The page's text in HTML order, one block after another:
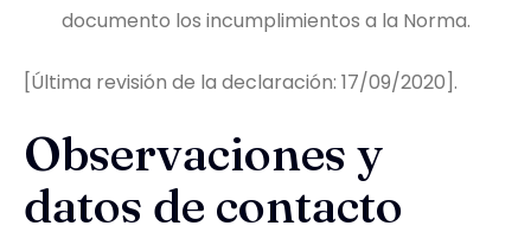
documento los incumplimientos a la Norma.
[Última revisión de la declaración: 17/09/2020].
Observaciones y
datos de contacto